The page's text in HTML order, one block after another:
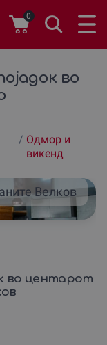
0
во
/ Одмор и
викенд
Велков
во центарот